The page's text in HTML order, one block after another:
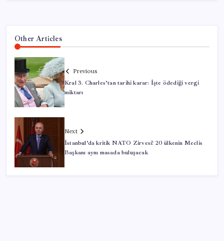
Other Articles
Previous
Kral 3. Charles’tan tarihi karar: İşte ödediği vergi
miktarı
Next
İstanbul’da kritik NATO Zirvesi! 20 ülkenin Meclis
Başkanı aynı masada buluşacak